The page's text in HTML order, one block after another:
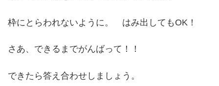
枠にとらわれないように。 はみ出してもOK！
さあ、できるまでがんばって！！
できたら答え合わせしましょう。